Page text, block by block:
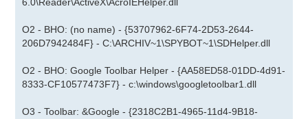
6.0\Reader\ActiveX\AcroIEHelper.dll
O2 - BHO: (no name) - {53707962-6F74-2D53-2644-
206D7942484F} - C:\ARCHIV~1\SPYBOT~1\SDHelper.dll
O2 - BHO: Google Toolbar Helper - {AA58ED58-01DD-4d91-
8333-CF10577473F7} - c:\windows\googletoolbar1.dll
O3 - Toolbar: &Google - {2318C2B1-4965-11d4-9B18-